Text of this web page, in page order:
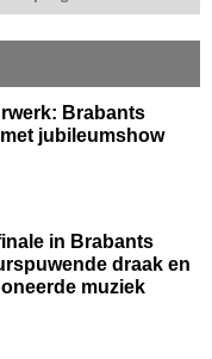
Brabants
jubileumshow
in Brabants
draak en
muziek